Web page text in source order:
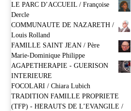
LE PARC D’ACCUEIL / Françoise
Dercle
COMMUNAUTE DE NAZARETH /
Louis Rolland
FAMILLE SAINT JEAN / Père
Marie-Dominique Philippe
AGAPETHERAPIE - GUERISON
INTERIEURE
FOCOLARI / Chiara Lubich
TRADITION FAMILLE PROPRIETE
(TFP) - HERAUTS DE L’EVANGILE /